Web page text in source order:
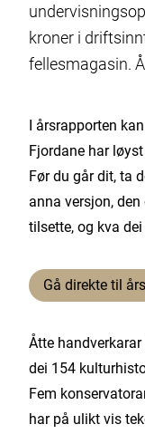
kroner i
fellesmagasin.
I årsrapporten
Fjordane har
Før du går dit, ta
anna versjon,
tilsette, og kva
Gå direkte til
Åtte
dei 154
Fem
har på ulikt vis